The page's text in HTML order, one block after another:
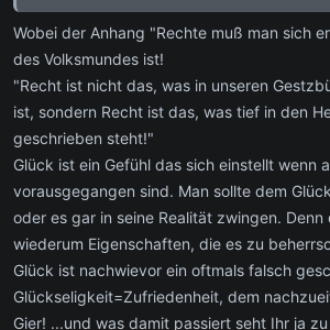
Wobei der Anhang "Rechte muß man sich
des Volksmundes ist!
"Recht ist nicht das, was in unseren
ist, sondern Recht ist das, was tief in den
geschrieben steht!"
Glück ist ein Gefühl das sich einstellt wenn
vorausgegangen sind. Man sollte dem
oder es gar in seine Realität zwingen. Denn
wiederum Eigenschaften, die es zu
Glück ist nachwievor ein oftmals falsch
Glückseligkeit=Zufriedenheit, dem
Gier! ...und was damit passiert seht Ihr ja